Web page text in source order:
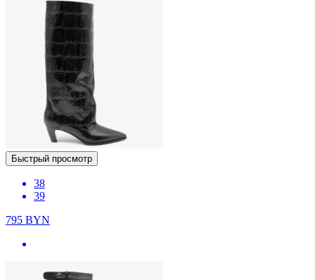
Быстрый просмотр
38
39
795 BYN